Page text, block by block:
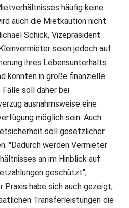
häufig keine
auch die Mietkaution nicht
Schick, Vizepräsident
seien jedoch auf
ihres Lebensunterhalts
könnten in große finanzielle
soll daher bei
ausnahmsweise eine
möglich sein. Auch
soll gesetzlicher
"Dadurch werden Vermieter
an im Hinblick auf
geschützt",
Praxis habe sich auch gezeigt,
Transferleistungen die